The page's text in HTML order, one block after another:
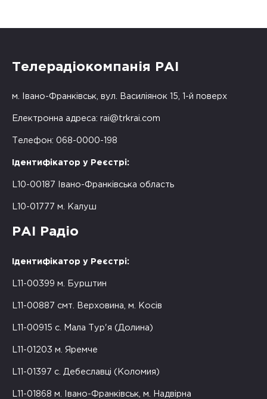
Телерадіокомпанія РАІ
м. Івано-Франківськ, вул. Василіянок 15, 1-й поверх
Електронна адреса: rai@trkrai.com
Телефон: 068-0000-198
Ідентифікатор у Реєстрі:
L10-00187 Івано-Франківська область
L10-01777 м. Калуш
РАІ Радіо
Ідентифікатор у Реєстрі:
L11-00399 м. Бурштин
L11-00887 смт. Верховина, м. Косів
L11-00915 с. Мала Тур'я (Долина)
L11-01203 м. Яремче
L11-01397 с. Дебеславці (Коломия)
L11-01868 м. Івано-Франківськ, м. Надвірна